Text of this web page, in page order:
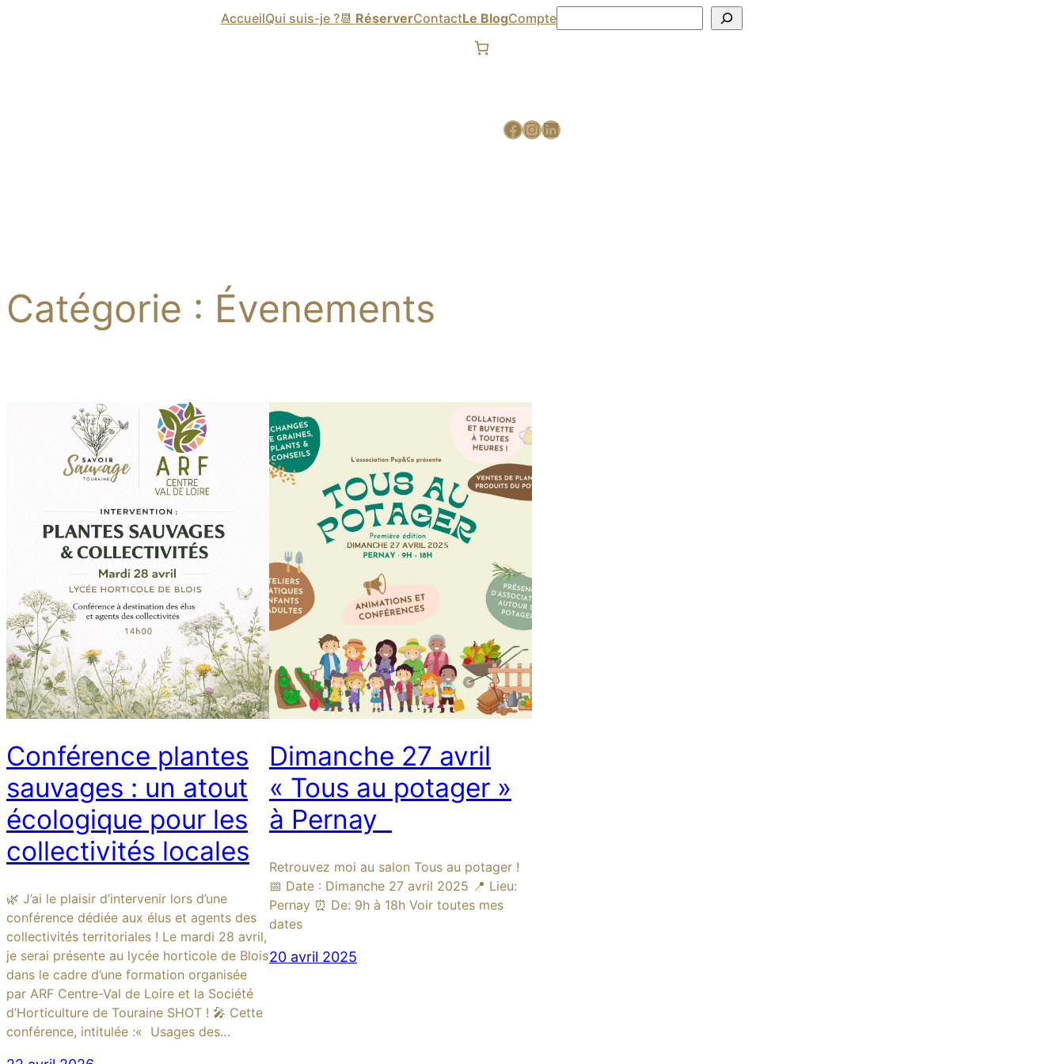
AccueilQui suis-je ?📆 RéserverContactLe BlogCompte
Catégorie : Évenements
Conférence plantes
sauvages : un atout
écologique pour les
collectivités locales
🌿 J’ai le plaisir d’intervenir lors d’une
conférence dédiée aux élus et agents des
collectivités territoriales ! Le mardi 28 avril,
je serai présente au lycée horticole de Blois
dans le cadre d’une formation organisée
par ARF Centre-Val de Loire et la Société
d’Horticulture de Touraine SHOT ! 🎤 Cette
conférence, intitulée :« Usages des…
Dimanche 27 avril
« Tous au potager »
à Pernay
Retrouvez moi au salon Tous au potager !
📅 Date : Dimanche 27 avril 2025 📍 Lieu:
Pernay ⏰ De: 9h à 18h Voir toutes mes
dates
20 avril 2025